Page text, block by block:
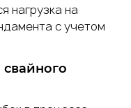
нагрузка на
с учетом